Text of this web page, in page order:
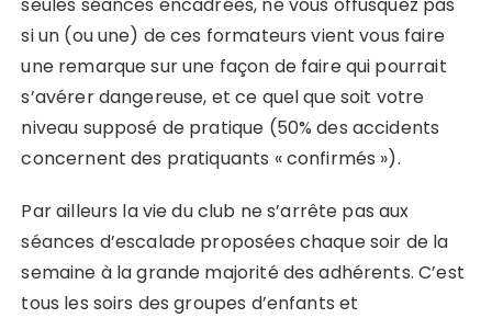
si un (ou une) de ces formateurs vient vous faire
une remarque sur une façon de faire qui pourrait
s’avérer dangereuse, et ce quel que soit votre
niveau supposé de pratique (50% des accidents
concernent des pratiquants « confirmés »).
Par ailleurs la vie du club ne s’arrête pas aux
séances d’escalade proposées chaque soir de la
semaine à la grande majorité des adhérents. C’est
tous les soirs des groupes d’enfants et